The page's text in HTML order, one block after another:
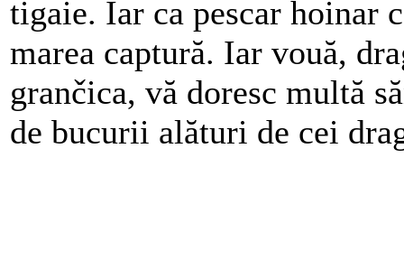
tigaie. Iar ca pescar hoinar
marea captură. Iar vouă,
grančica, vă doresc multă
de bucurii alături de cei